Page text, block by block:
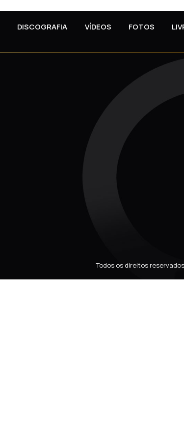
DISCOGRAFIA VÍDEOS FOTOS
Todos os direitos